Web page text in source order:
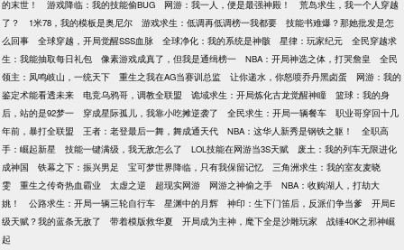
的末世！
游戏降临：我的技能偷BUG 网游：我一人，便是最强神殿！
荒岛求生，我一个人穿越
了？
1米78，我的模板是奥尼尔 游戏求生：低调再低调榜一我都要
技能书难爆？那她批发是怎
么回事
全球穿越，开局觉醒SSS血脉 全球净化：我的系统是神骸 星律：玩家纪元
全民穿越求
生：我能抽取每日礼包
像素游戏成真了，但我是通缉榜一 NBA：开局神选之体，打哭詹皇
全民
领主：凤鸣岐山，一统天下
重生之我在AG当赛训总监 让你递水，你怒喷乔丹黑卤蛋
网游：我的
鉴定术能看透未来
电竞乌鸦哥，调教全联盟 诡域求生：开局炼化古龙觉醒神瞳
篮球：我的身
后，站的是92梦一
穿成星际孤儿，我靠小吃摊逆袭了 全民求生：开局一辆餐车
职业哥穿回十几
年前，暴打全联盟
王者：老登最后一舞，舞成通天代 NBA：这华人新秀是钢铁之躯！
全职高
手：崛起新星
技能一键满级，我无敌怎么了 LOL技能在网游当3S天赋
废土：我的列车无限进化
成神国
铁幕之下：振兴男足 宝可梦世界降临，只有我保留记忆
三角洲求生：我的室友麦晓
雯
重生之传奇热血霸业 太虚之逆 超现实网游 网游之神偷之手
NBA：收购湖人，打劫大
姚！
公路求生：开局一辆三轮自行车 星渊中的月辉 神印：生下门笛后，反派们争当爹
开局E
级天赋？我的蓝条无敌了
带着模版救华夏 开局成为主神，麾下全是沙雕玩家
战锤40K之邪神崛
起